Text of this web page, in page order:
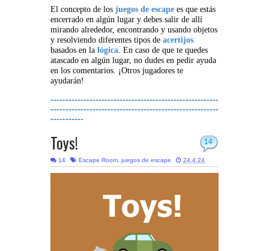
El concepto de los juegos de escape es que estás
encerrado en algún lugar y debes salir de allí
mirando alrededor, encontrando y usando objetos
y resolviendo diferentes tipos de acertijos
basados en la lógica. En caso de que te quedes
atascado en algún lugar, no dudes en pedir ayuda
en los comentarios. ¡Otros jugadores te
ayudarán!
--------------------------------------------------------
--------------------------------------------------------
-----------
14
Toys!
14 Escape Room, juegos de escape 24.4.24